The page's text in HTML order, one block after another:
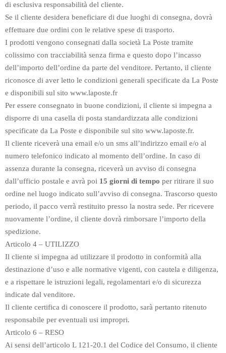
di esclusiva responsabilità del cliente.
Se il cliente desidera beneficiare di due luoghi di consegna, dovrà
effettuare due ordini con le relative spese di trasporto.
I prodotti vengono consegnati dalla società La Poste tramite
colissimo con tracciabilità senza firma e questo dopo l’incasso
dell’importo dell’ordine da parte del venditore. Pertanto, il cliente
riconosce di aver letto le condizioni generali specificate da La Poste
e disponibili sul sito www.laposte.fr
Per essere consegnato in buone condizioni, il cliente si impegna a
disporre di una casella di posta standardizzata alle condizioni
specificate da La Poste e disponibile sul sito www.laposte.fr.
Il cliente riceverà una email e/o un sms all’indirizzo email e/o al
numero telefonico indicato al momento dell’ordine. In caso di
assenza durante la consegna, riceverà un avviso di consegna
dall’ufficio postale e avrà poi 15 giorni di tempo per ritirare il suo
ordine nel luogo indicato sull’avviso di consegna. Trascorso questo
periodo, il pacco verrà restituito presso la nostra sede. Per ricevere
nuovamente l’ordine, il cliente dovrà rimborsare l’importo della
spedizione.
Articolo 4 – UTILIZZO
Il cliente si impegna ad utilizzare il prodotto in conformità alla
destinazione d’uso e alle normative vigenti, con cautela e diligenza,
e a rispettare le istruzioni legali, regolamentari e/o di sicurezza
indicate dal venditore.
Il cliente certifica di conoscere il prodotto, sarà pertanto ritenuto
responsabile per eventuali usi impropri.
Articolo 6 – RESO
Ai sensi dell’articolo L 121-20.1 del Codice del Consumo, il cliente